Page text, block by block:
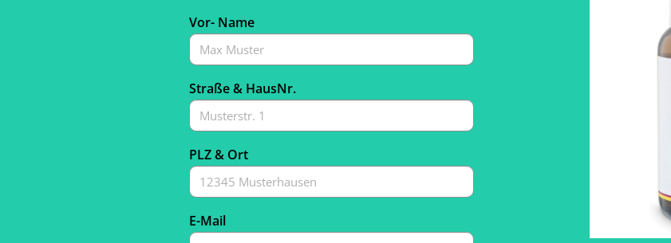
Vor- Name
Straße & HausNr.
PLZ & Ort
E-Mail